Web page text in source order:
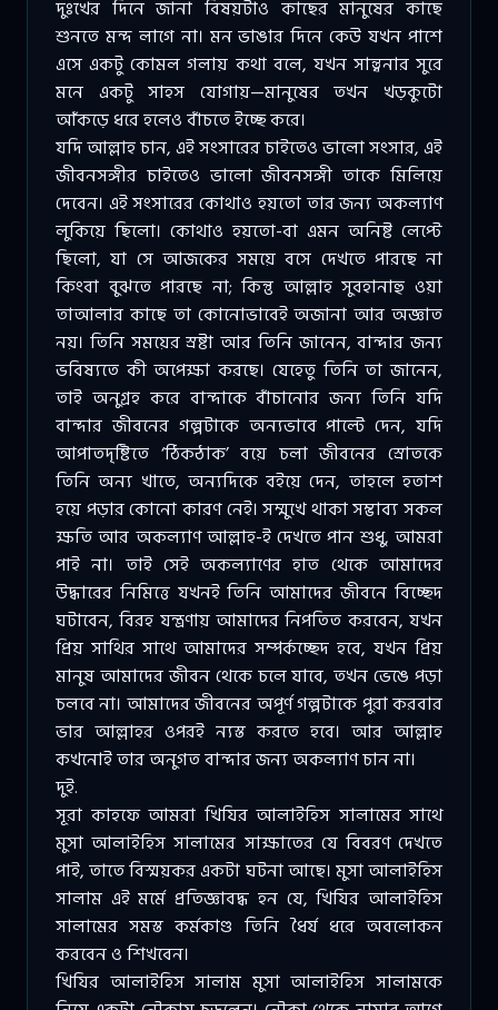
দুঃখের দিনে জানা বিষয়টাও কাছের মানুষের কাছে
শুনতে মন্দ লাগে না। মন ভাঙার দিনে কেউ যখন পাশে
এসে একটু কোমল গলায় কথা বলে, যখন সান্ত্বনার সুরে
মনে একটু সাহস যোগায়—মানুষের তখন খড়কুটো
আঁকড়ে ধরে হলেও বাঁচতে ইচ্ছে করে।
যদি আল্লাহ চান, এই সংসারের চাইতেও ভালো সংসার, এই
জীবনসঙ্গীর চাইতেও ভালো জীবনসঙ্গী তাকে মিলিয়ে
দেবেন। এই সংসারের কোথাও হয়তো তার জন্য অকল্যাণ
লুকিয়ে ছিলো। কোথাও হয়তো-বা এমন অনিষ্ট লেপ্টে
ছিলো, যা সে আজকের সময়ে বসে দেখতে পারছে না
কিংবা বুঝতে পারছে না; কিন্তু আল্লাহ সুবহানাহু ওয়া
তাআলার কাছে তা কোনোভাবেই অজানা আর অজ্ঞাত
নয়। তিনি সময়ের স্রষ্টা আর তিনি জানেন, বান্দার জন্য
ভবিষ্যতে কী অপেক্ষা করছে। যেহেতু তিনি তা জানেন,
তাই অনুগ্রহ করে বান্দাকে বাঁচানোর জন্য তিনি যদি
বান্দার জীবনের গল্পটাকে অন্যভাবে পাল্টে দেন, যদি
আপাতদৃষ্টিতে ‘ঠিকঠাক’ বয়ে চলা জীবনের স্রোতকে
তিনি অন্য খাতে, অন্যদিকে বইয়ে দেন, তাহলে হতাশ
হয়ে পড়ার কোনো কারণ নেই। সম্মুখে থাকা সম্ভাব্য সকল
ক্ষতি আর অকল্যাণ আল্লাহ-ই দেখতে পান শুধু, আমরা
পাই না। তাই সেই অকল্যাণের হাত থেকে আমাদের
উদ্ধারের নিমিত্তে যখনই তিনি আমাদের জীবনে বিচ্ছেদ
ঘটাবেন, বিরহ যন্ত্রণায় আমাদের নিপতিত করবেন, যখন
প্রিয় সাথির সাথে আমাদের সম্পর্কচ্ছেদ হবে, যখন প্রিয়
মানুষ আমাদের জীবন থেকে চলে যাবে, তখন ভেঙে পড়া
চলবে না। আমাদের জীবনের অপূর্ণ গল্পটাকে পুরা করবার
ভার আল্লাহর ওপরই ন্যস্ত করতে হবে। আর আল্লাহ
কখনোই তার অনুগত বান্দার জন্য অকল্যাণ চান না।
দুই.
সূরা কাহফে আমরা খিযির আলাইহিস সালামের সাথে
মুসা আলাইহিস সালামের সাক্ষাতের যে বিবরণ দেখতে
পাই, তাতে বিস্ময়কর একটা ঘটনা আছে। মুসা আলাইহিস
সালাম এই মর্মে প্রতিজ্ঞাবদ্ধ হন যে, খিযির আলাইহিস
সালামের সমস্ত কর্মকাণ্ড তিনি ধৈর্য ধরে অবলোকন
করবেন ও শিখবেন।
খিযির আলাইহিস সালাম মুসা আলাইহিস সালামকে